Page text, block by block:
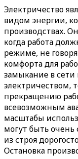
Электричество
видом энергии,
производствах.
когда работа
режиме, не
комфорта для
замыкание в
электричеством,
прекращению
всевозможным
масштабы
могут быть
из строя
Остановка